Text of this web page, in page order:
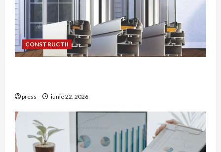
CONSTRUCTII
press iunie 22, 2026